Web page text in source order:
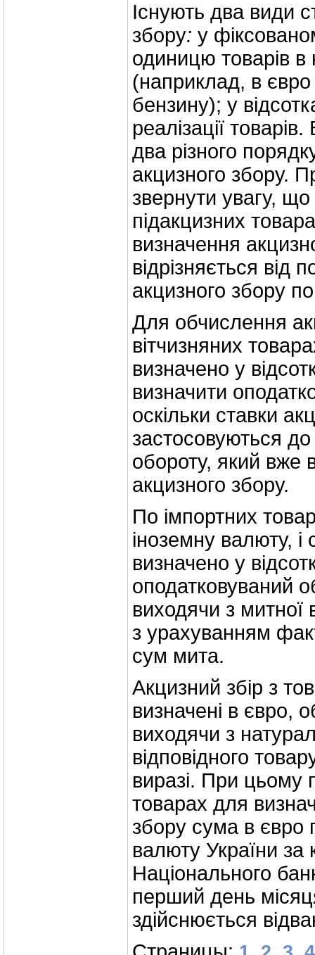
Існують два види
збору: у
одиницю товарів в
(наприклад, в євро
бензину); у
реалізації
два різного
акцизного збору.
звернути увагу, що
підакцизних
визначення
відрізняється від
акцизного збору
Для обчислення
вітчизняних
визначено у
визначити
оскільки ставки
застосовуються
обороту, який вже
акцизного збору.
По імпортних
іноземну валюту, і
визначено у
оподатковуваний
виходячи з митної
з урахуванням
сум мита.
Акцизний збір з
визначені в євро,
виходячи з
відповідного
виразі. При цьому
товарах для
збору сума в євро
валюту України за
Національного
перший день
здійснюється